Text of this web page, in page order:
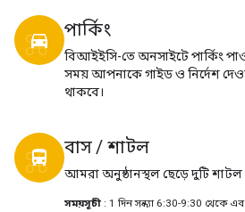
directions_car পার্কিং
বিআইইসি-তে অনসাইটে পার্কিং
সময় আপনাকে গাইড ও নির্দেশ
থাকবে।
directions_bus বাস / শাটল
আমরা অনুষ্ঠানস্থল ছেড়ে দুটি
সময়সূচী : 1 দিন সন্ধ্যা 6:30-9:30 থেকে